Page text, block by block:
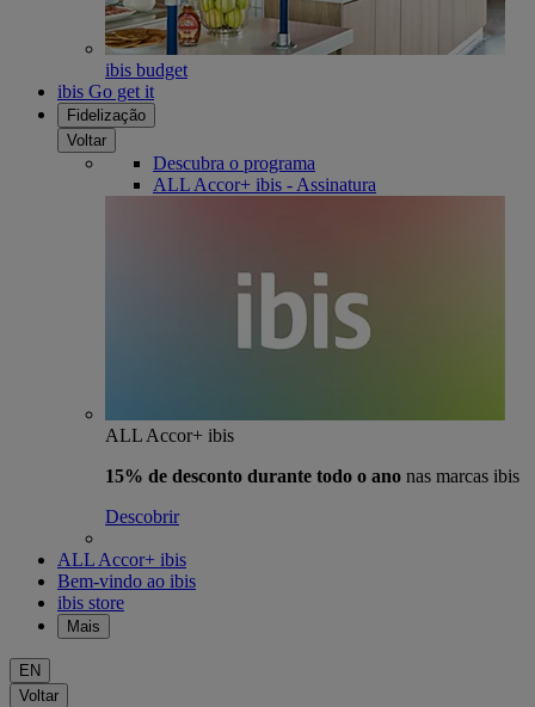
ibis budget
ibis Go get it
Fidelização
Voltar
Descubra o programa
ALL Accor+ ibis - Assinatura
ALL Accor+ ibis
15% de desconto durante todo o ano nas marcas ibis
Descobrir
ALL Accor+ ibis
Bem-vindo ao ibis
ibis store
Mais
EN
Voltar